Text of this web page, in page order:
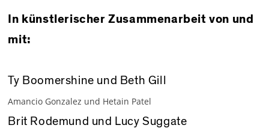
In künstlerischer Zusammenarbeit von und
mit:
Ty Boomershine und Beth Gill
Amancio Gonzalez und Hetain Patel
Brit Rodemund und Lucy Suggate